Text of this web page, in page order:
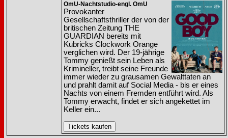
OmU-Nachtstudio-engl. OmU
Provokanter
Gesellschaftsthriller der von der
britischen Zeitung THE
GUARDIAN bereits mit
Kubricks Clockwork Orange
verglichen wird. Der 19-jährige
Tommy genießt sein Leben als
Krimineller, treibt seine Freunde
immer wieder zu grausamen Gewalttaten an
und prahlt damit auf Social Media - bis er eines
Nachts von einem Fremden entführt wird. Als
Tommy erwacht, findet er sich angekettet im
Keller ein...